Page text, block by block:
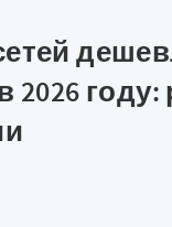
2026 году: